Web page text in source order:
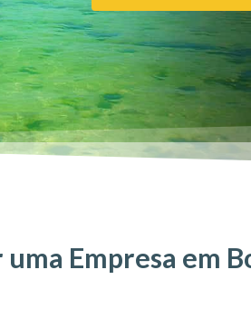
Empresa em